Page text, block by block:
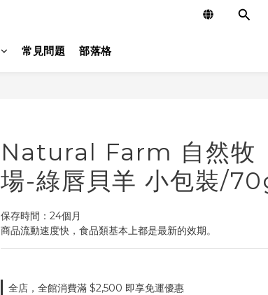
常見問題 部落格
Natural Farm 自然牧
場-綠唇貝羊 小包裝/
保存時間：24個月
商品流動速度快，食品類基本上都是最新的效期。
全店，全館消費滿 $2,500 即享免運優惠